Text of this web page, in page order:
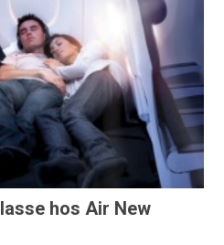
hos Air New